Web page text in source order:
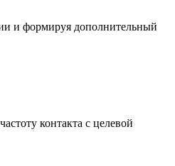
и формируя дополнительный
контакта с целевой